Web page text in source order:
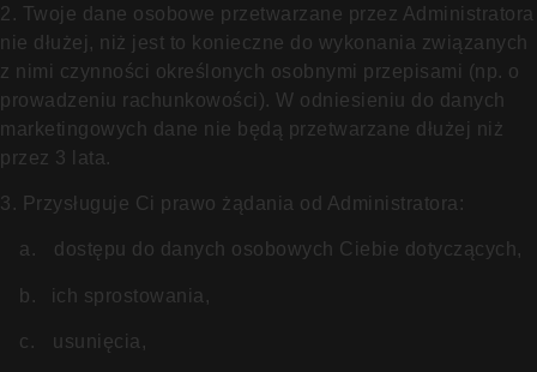
2. Twoje dane osobowe przetwarzane przez Administratora
nie dłużej, niż jest to konieczne do wykonania związanych
z nimi czynności określonych osobnymi przepisami (np. o
prowadzeniu rachunkowości). W odniesieniu do danych
marketingowych dane nie będą przetwarzane dłużej niż
przez 3 lata.
3. Przysługuje Ci prawo żądania od Administratora:
a. dostępu do danych osobowych Ciebie dotyczących,
b. ich sprostowania,
c. usunięcia,